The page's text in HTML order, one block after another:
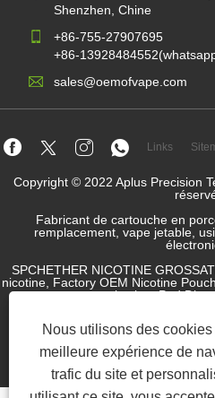
Nous utilisons des
meilleure expérience de
trafic du site et
Shenzhen, Chine
+86-755-27907695
+86-
sales@oemofvape.com
Links
Copyright © 2022 Aplus Precision
Fabricant de cartouche en
remplacement, vape jetable,
SPCHETHER NICOTINE
nicotine, Factory OEM Nicotine
nicotine, Pod
Dispositif de pod rempli, système
de pod ouvert, e-liquide, JUICE
cigarette électronique,